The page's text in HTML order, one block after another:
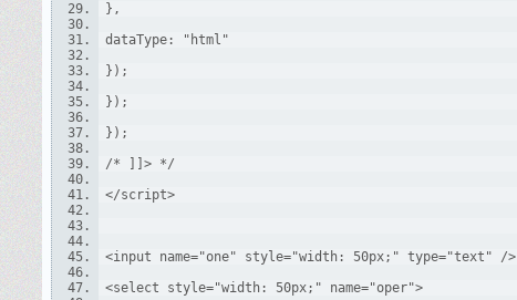
},
dataType: "html"
});
});
});
/* ]]> */
</script>
<input name="one" style="width: 50px;" type="text" />
<select style="width: 50px;" name="oper">